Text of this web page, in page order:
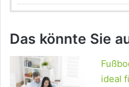
Das könnte Sie
ideal